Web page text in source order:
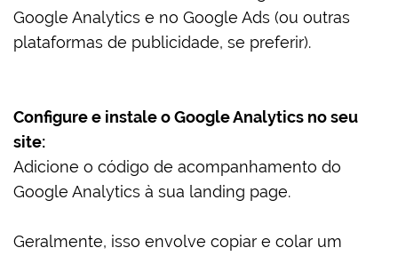
Google Analytics e no Google Ads (ou outras
plataformas de publicidade, se preferir).
Configure e instale o Google Analytics no seu
site:
Adicione o código de acompanhamento do
Google Analytics à sua landing page.
Geralmente, isso envolve copiar e colar um